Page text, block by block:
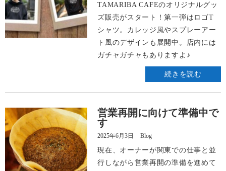
TAMARIBA CAFEのオリジナルグッ
ズ販売がスタート！第一弾はロゴT
シャツ。カレッジ風やスプレーアー
ト風のデザインも展開中。店内には
ガチャガチャもありますよ♪
続きを読む
営業再開に向けて準備中で
す
2025年6月3日 Blog
現在、オーナーが関東での仕事と並
行しながら営業再開の準備を進めて